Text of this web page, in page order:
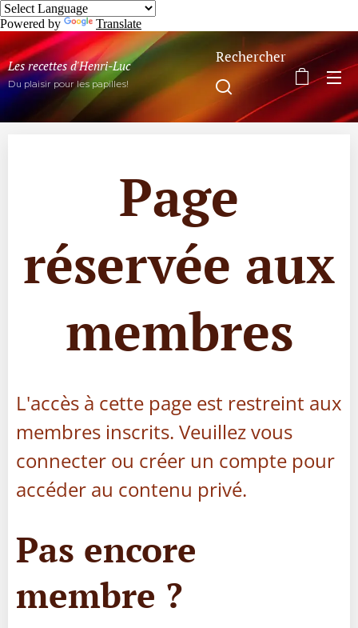
Powered by Translate
Les recettes d'Henri-Luc
Du plaisir pour les papilles!
Rechercher
Page
réservée aux
membres
L'accès à cette page est restreint aux
membres inscrits. Veuillez vous
connecter ou créer un compte pour
accéder au contenu privé.
Pas encore
membre ?